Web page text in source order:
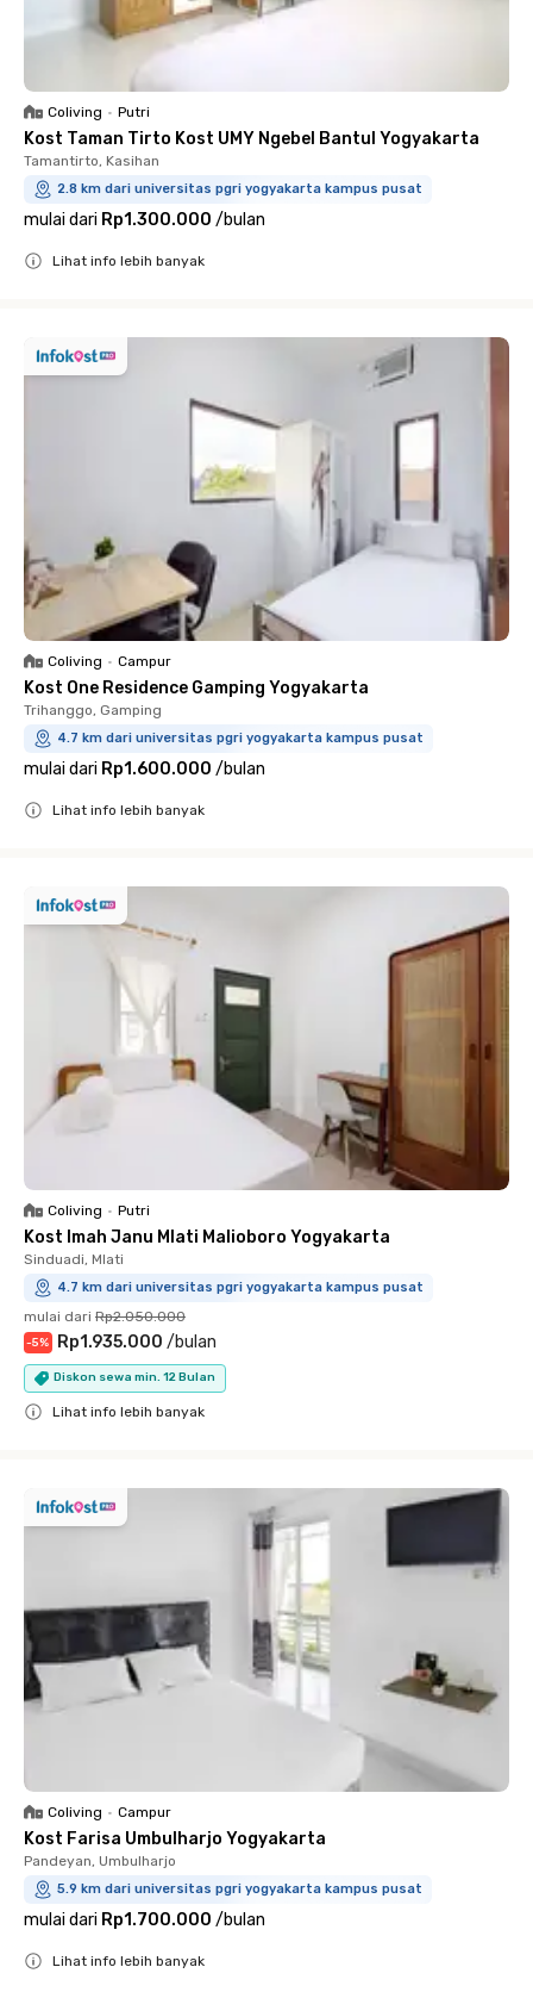
Coliving • Putri
Kost Taman Tirto Kost UMY Ngebel Bantul Yogyakarta
Tamantirto, Kasihan
2.8 km dari universitas pgri yogyakarta kampus pusat
mulai dari Rp1.300.000 /bulan
Lihat info lebih banyak
Coliving • Campur
Kost One Residence Gamping Yogyakarta
Trihanggo, Gamping
4.7 km dari universitas pgri yogyakarta kampus pusat
mulai dari Rp1.600.000 /bulan
Lihat info lebih banyak
Coliving • Putri
Kost Imah Janu Mlati Malioboro Yogyakarta
Sinduadi, Mlati
4.7 km dari universitas pgri yogyakarta kampus pusat
mulai dari Rp2.050.000
-5% Rp1.935.000 /bulan
Diskon sewa min. 12 Bulan
Lihat info lebih banyak
Coliving • Campur
Kost Farisa Umbulharjo Yogyakarta
Pandeyan, Umbulharjo
5.9 km dari universitas pgri yogyakarta kampus pusat
mulai dari Rp1.700.000 /bulan
Lihat info lebih banyak